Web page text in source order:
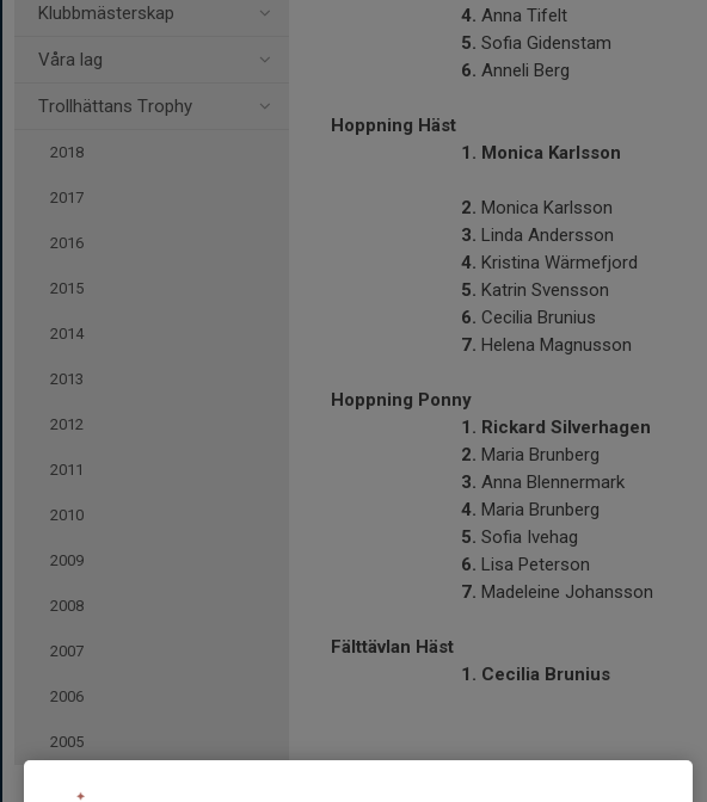
Klubbmästerskap
Våra lag
Trollhättans Trophy
2018
2017
2016
2015
2014
2013
2012
2011
2010
2009
2008
2007
2006
2005
4. Anna Tifelt
5. Sofia Gidenstam
6. Anneli Berg
Hoppning Häst
1. Monica Karlsson
2. Monica Karlsson
3. Linda Andersson
4. Kristina Wärmefjord
5. Katrin Svensson
6. Cecilia Brunius
7. Helena Magnusson
Hoppning Ponny
1. Rickard Silverhagen
2. Maria Brunberg
3. Anna Blennermark
4. Maria Brunberg
5. Sofia Ivehag
6. Lisa Peterson
7. Madeleine Johansson
Fälttävlan Häst
1. Cecilia Brunius